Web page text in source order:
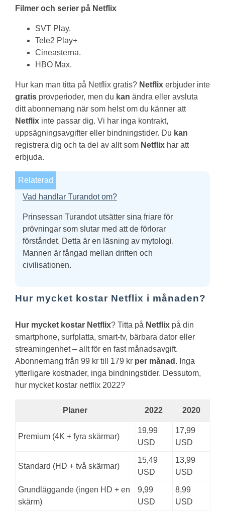
Filmer och serier på Netflix
SVT Play.
Tele2 Play+
Cineasterna.
HBO Max.
Hur kan man titta på Netflix gratis? Netflix erbjuder inte
gratis provperioder, men du kan ändra eller avsluta
ditt abonnemang när som helst om du känner att
Netflix inte passar dig. Vi har inga kontrakt,
uppsägningsavgifter eller bindningstider. Du kan
registrera dig och ta del av allt som Netflix har att
erbjuda.
Relaterad
Vad handlar Turandot om?
Prinsessan Turandot utsätter sina friare för
prövningar som slutar med att de förlorar
förståndet. Detta är en läsning av mytologi.
Mannen är fångad mellan driften och
civilisationen.
Hur mycket kostar Netflix i månaden?
Hur mycket kostar Netflix? Titta på Netflix på din
smartphone, surfplatta, smart-tv, bärbara dator eller
streamingenhet – allt för en fast månadsavgift.
Abonnemang från 99 kr till 179 kr per månad . Inga
ytterligare kostnader, inga bindningstider. Dessutom,
hur mycket kostar netflix 2022?
Planer 2022 2020
Premium (4K + fyra skärmar)
19,99
USD
17,99
USD
Standard (HD + två skärmar)
15,49
USD
13,99
USD
Grundläggande (ingen HD + en
skärm)
9,99
USD
8,99
USD